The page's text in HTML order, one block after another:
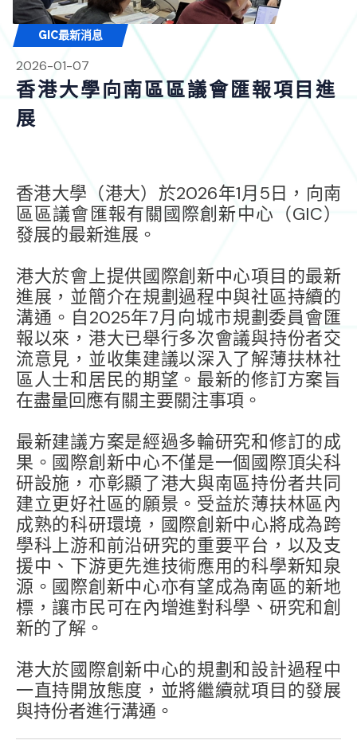
GIC最新消息
2026-01-07
香港大學向南區區議會匯報項目進
展
香港大學（港大）於2026年1月5日，向南
區區議會匯報有關國際創新中心（GIC）
發展的最新進展。
港大於會上提供國際創新中心項目的最新
進展，並簡介在規劃過程中與社區持續的
溝通。自2025年7月向城市規劃委員會匯
報以來，港大已舉行多次會議與持份者交
流意見，並收集建議以深入了解薄扶林社
區人士和居民的期望。最新的修訂方案旨
在盡量回應有關主要關注事項。
最新建議方案是經過多輪研究和修訂的成
果。國際創新中心不僅是一個國際頂尖科
研設施，亦彰顯了港大與南區持份者共同
建立更好社區的願景。受益於薄扶林區內
成熟的科研環境，國際創新中心將成為跨
學科上游和前沿研究的重要平台，以及支
援中、下游更先進技術應用的科學新知泉
源。國際創新中心亦有望成為南區的新地
標，讓市民可在內增進對科學、研究和創
新的了解。
港大於國際創新中心的規劃和設計過程中
一直持開放態度，並將繼續就項目的發展
與持份者進行溝通。